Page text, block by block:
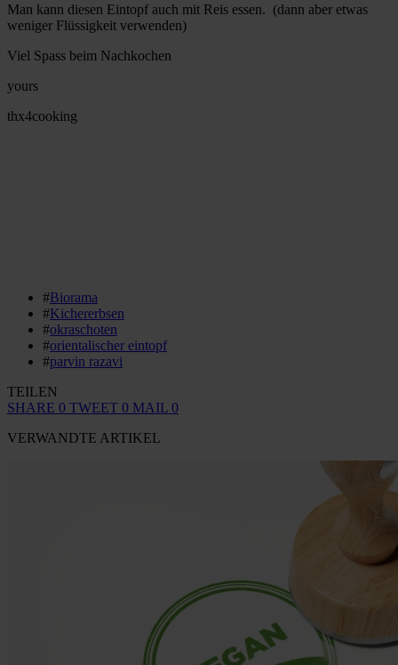
Man kann diesen Eintopf auch mit Reis essen. (dann aber etwas
weniger Flüssigkeit verwenden)
Viel Spass beim Nachkochen
yours
thx4cooking
#Biorama
#Kichererbsen
#okraschoten
#orientalischer eintopf
#parvin razavi
TEILEN
SHARE 0 TWEET 0 MAIL 0
VERWANDTE ARTIKEL